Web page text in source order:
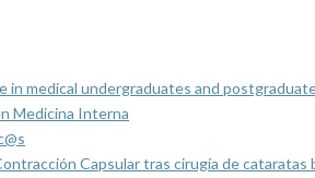
in medical undergraduates and
Medicina Interna
Capsular tras cirugía de cataratas